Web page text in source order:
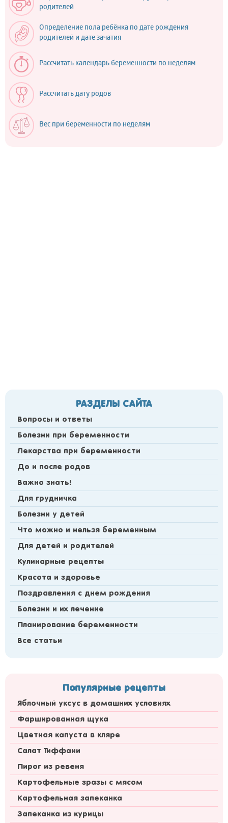
родителей
Определение пола ребёнка по дате рождения
родителей и дате зачатия
Рассчитать календарь беременности по неделям
Рассчитать дату родов
Вес при беременности по неделям
РАЗДЕЛЫ САЙТА
Вопросы и ответы
Болезни при беременности
Лекарства при беременности
До и после родов
Важно знать!
Для грудничка
Болезни у детей
Что можно и нельзя беременным
Для детей и родителей
Кулинарные рецепты
Красота и здоровье
Поздравления с днем рождения
Болезни и их лечение
Планирование беременности
Все статьи
Популярные рецепты
Яблочный уксус в домашних условиях
Фаршированная щука
Цветная капуста в кляре
Салат Тиффани
Пирог из ревеня
Картофельные зразы с мясом
Картофельная запеканка
Запеканка из курицы